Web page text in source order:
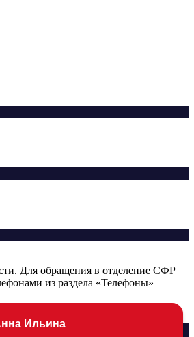
Для обращения в отделение СФР
из раздела «Телефоны»
сайты, телефоны, адреса,